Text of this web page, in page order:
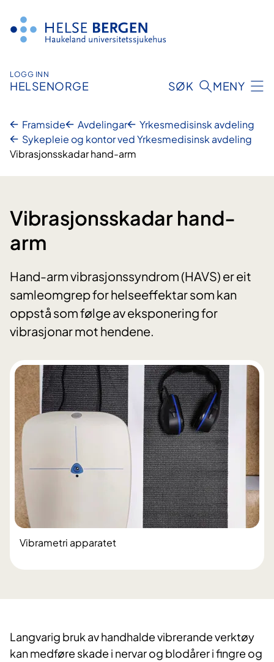
innhald
LOGG INN
HELSENORGE SØK MENY
Framside Avdelingar
Yrkesmedisinsk avdeling
Sykepleie og kontor ved Yrkesmedisinsk avdeling
Vibrasjonsskadar hand-arm
Vibrasjonsskadar hand-
arm
Hand-arm vibrasjonssyndrom (HAVS) er eit
samleomgrep for helseeffektar som kan
oppstå som følge av eksponering for
vibrasjonar mot hendene.
Vibrametri apparatet
Langvarig bruk av handhalde vibrerande verktøy
kan medføre skade i nervar og blodårer i fingre og